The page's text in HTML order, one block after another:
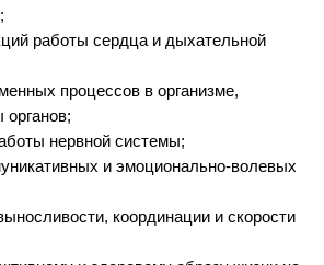
работы сердца и дыхательной
процессов в организме,
органов;
нервной системы;
и эмоционально-волевых
координации и скорости